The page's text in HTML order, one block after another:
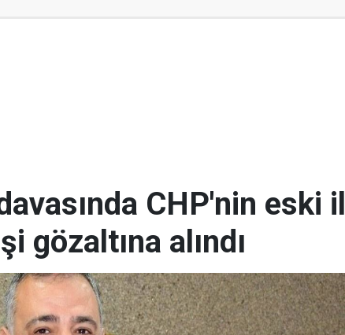
CHP'nin eski il
gözaltına alındı